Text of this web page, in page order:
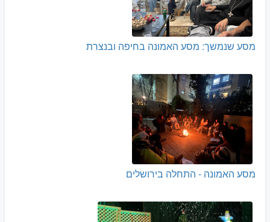
מסע שנמשך: מסע האמונה בחיפה ובנצרת
מסע האמונה - התחלה בירושלים